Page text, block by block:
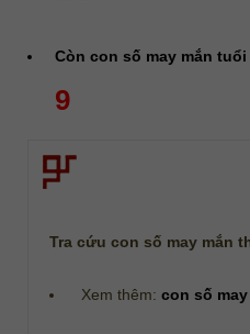
Còn con số may mắn
9
Tra cứu con số may mắn
Xem thêm: con số